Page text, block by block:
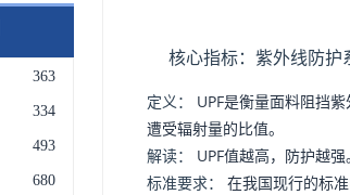
核心指标：紫外线防护
定义：
UPF是衡量面料阻挡
遭受辐射量的比值。
解读：
UPF值越高，防护越
标准要求：
在我国现行的标
363
334
493
680